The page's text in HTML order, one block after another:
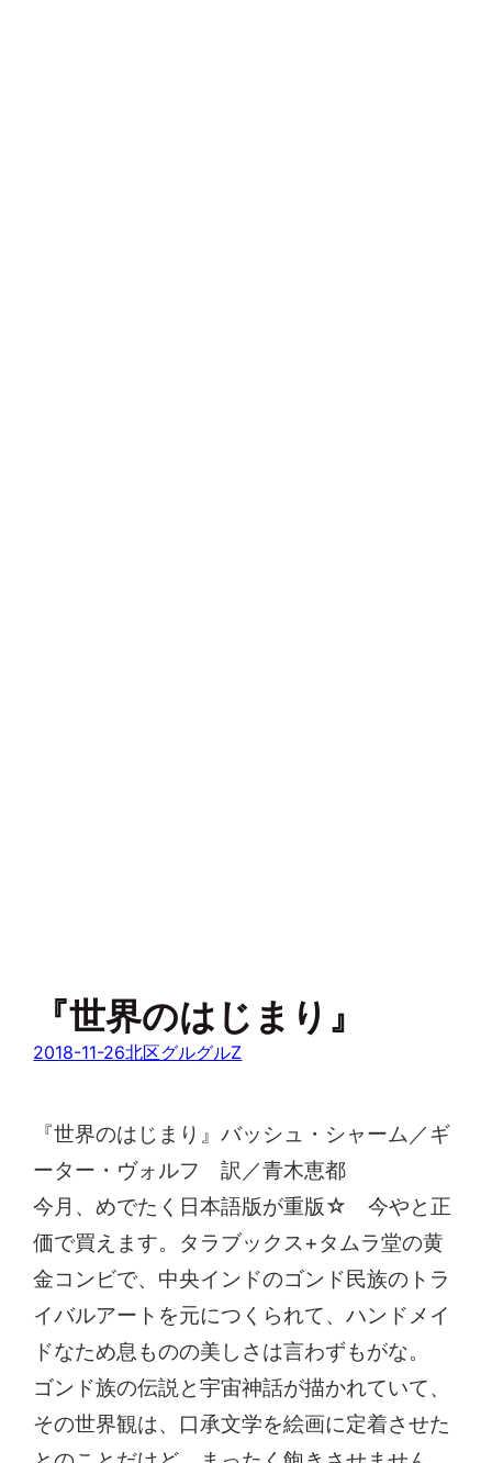
『世界のはじまり』
2018-11-26北区グルグルZ
『世界のはじまり』バッシュ・シャーム／ギ
ーター・ヴォルフ 訳／青木恵都
今月、めでたく日本語版が重版☆ 今やと正
価で買えます。タラブックス+タムラ堂の黄
金コンビで、中央インドのゴンド民族のトラ
イバルアートを元につくられて、ハンドメイ
ドなため息ものの美しさは言わずもがな。
ゴンド族の伝説と宇宙神話が描かれていて、
その世界観は、口承文学を絵画に定着させた